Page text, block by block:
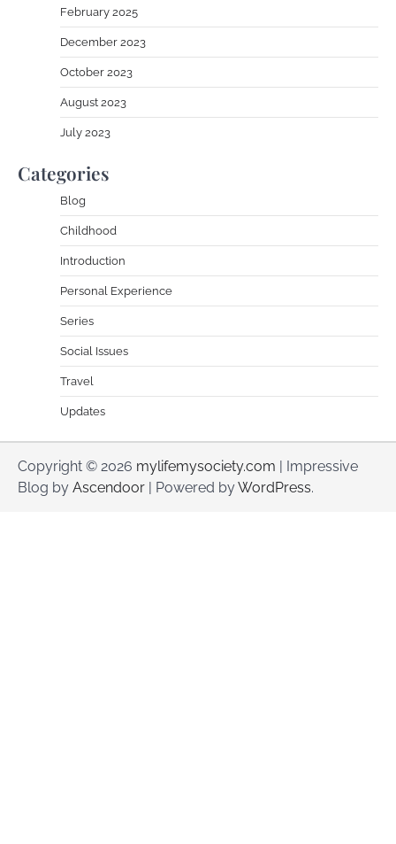
February 2025
December 2023
October 2023
August 2023
July 2023
Categories
Blog
Childhood
Introduction
Personal Experience
Series
Social Issues
Travel
Updates
Copyright © 2026 mylifemysociety.com | Impressive
Blog by Ascendoor | Powered byWordPress.